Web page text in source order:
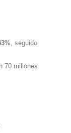
, seguido
70 millones